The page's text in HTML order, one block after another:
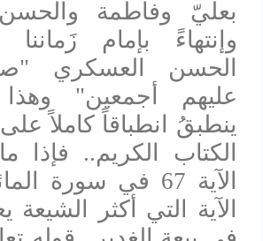
بعليّ وفاطمة
وإنتهاءً بإمام
الحسن العسكري
عليهم أجمعين"
ينطبقُ انطباقاً كاملاً
الكتاب الكريم.. فإذا
الآية 67 في سورة
الآية التي أكثر الشيعة